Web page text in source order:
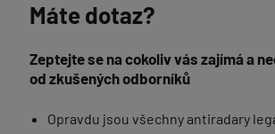
Máte dotaz?
Zeptejte se na cokoliv vás zajímá a
od zkušených odborníků
Opravdu jsou všechny antiradary